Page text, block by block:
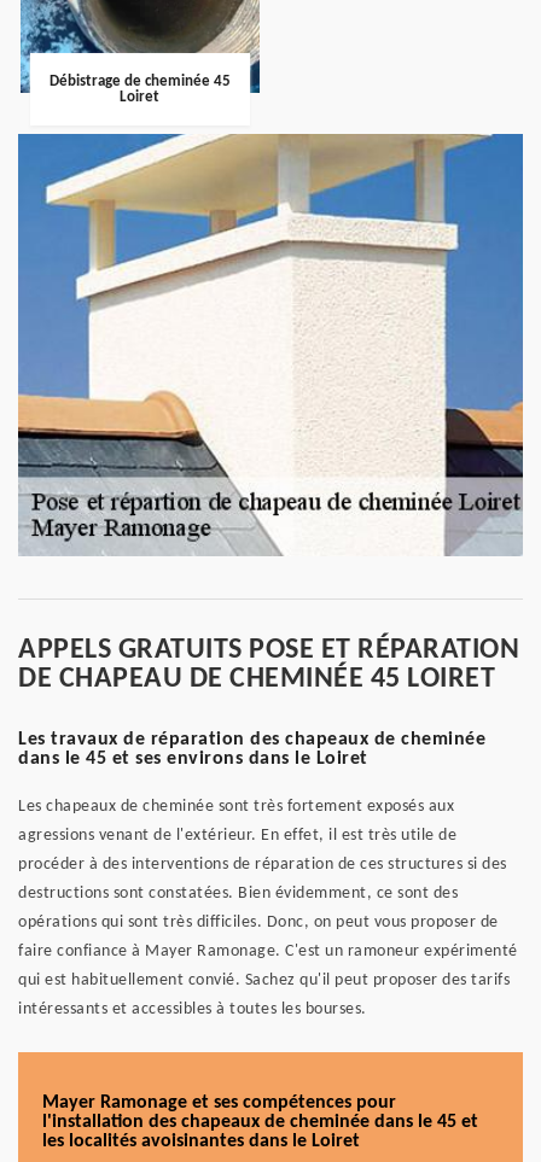
Débistrage de cheminée 45
Loiret
APPELS GRATUITS POSE ET RÉPARATION
DE CHAPEAU DE CHEMINÉE 45 LOIRET
Les travaux de réparation des chapeaux de cheminée
dans le 45 et ses environs dans le Loiret
Les chapeaux de cheminée sont très fortement exposés aux
agressions venant de l'extérieur. En effet, il est très utile de
procéder à des interventions de réparation de ces structures si des
destructions sont constatées. Bien évidemment, ce sont des
opérations qui sont très difficiles. Donc, on peut vous proposer de
faire confiance à Mayer Ramonage. C'est un ramoneur expérimenté
qui est habituellement convié. Sachez qu'il peut proposer des tarifs
intéressants et accessibles à toutes les bourses.
Mayer Ramonage et ses compétences pour
l'installation des chapeaux de cheminée dans le 45 et
les localités avoisinantes dans le Loiret